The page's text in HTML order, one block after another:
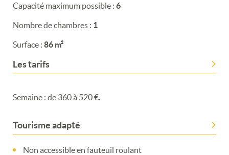
Capacité maximum possible : 6
Nombre de chambres : 1
Surface : 86 m²
Les tarifs
Semaine : de 360 à 520 €.
Tourisme adapté
Non accessible en fauteuil roulant